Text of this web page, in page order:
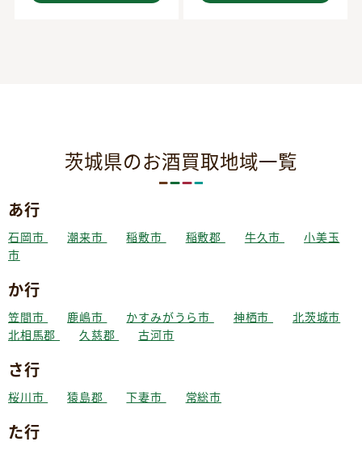
茨城県のお酒買取地域一覧
あ行
石岡市 潮来市 稲敷市 稲敷郡 牛久市
小美玉
市
か行
笠間市 鹿嶋市 かすみがうら市 神栖市
北茨城市
北相馬郡
久慈郡 古河市
さ行
桜川市 猿島郡 下妻市 常総市
た行